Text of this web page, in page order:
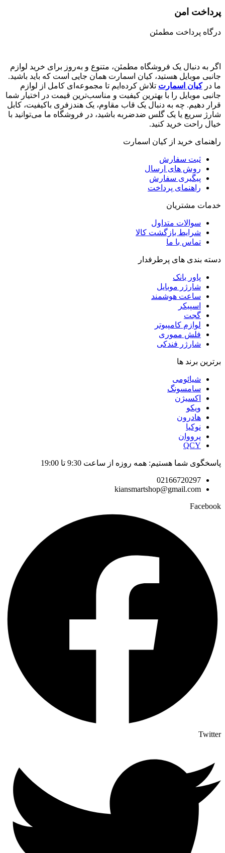
پرداخت امن
درگاه پرداخت مطمئن
اگر به دنبال یک فروشگاه مطمئن، متنوع و به‌روز برای خرید لوازم
جانبی موبایل هستید، کیان اسمارت همان جایی است که باید باشید.
ما درکیان اسمارت تلاش کرده‌ایم تا مجموعه‌ای کامل از لوازم
جانبی موبایل را با بهترین کیفیت و مناسب‌ترین قیمت در اختیار شما
قرار دهیم. چه به دنبال یک قاب مقاوم، یک هندزفری باکیفیت، کابل
شارژ سریع یا یک گلس ضدضربه باشید، در فروشگاه ما می‌توانید با
خیال راحت خرید کنید.
راهنمای خرید از کیان اسمارت
ثبت سفارش
روش‌ های ارسال
پیگیری سفارش
راهنمای پرداخت
خدمات مشتریان
سوالات متداول
شرایط بازگشت کالا
تماس با ما
دسته بندی های پرطرفدار
پاور بانک
شارژر موبایل
ساعت هوشمند
اسپیکر
گجت
لوازم کامپیوتر
فلش مموری
شارژر فندکی
برترین برند ها
شیائومی
سامسونگ
اکسیژن
ویکو
هادرون
نوکیا
پرووان
QCY
پاسخگوی شما هستیم: همه روزه از ساعت 9:30 تا 19:00
02166720297
kiansmartshop@gmail.com
Facebook
Twitter